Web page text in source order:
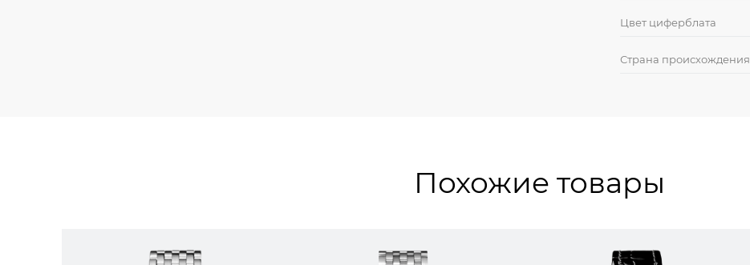
Цвет циферблата
Страна происхождения
Похожие товары